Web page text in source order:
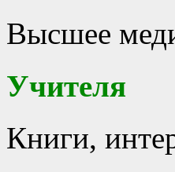
Высшее
Учителя
Книги,